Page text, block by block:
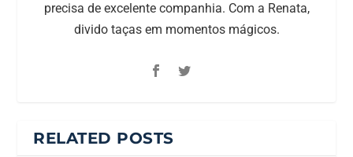
precisa de excelente companhia. Com a Renata,
divido taças em momentos mágicos.
RELATED POSTS